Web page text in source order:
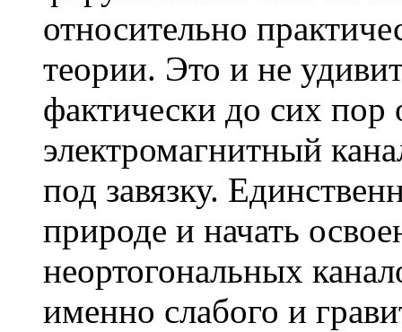
относительно
теории. Это и не
фактически до сих
электромагнитный
под завязку.
природе и начать
неортогональных
именно слабого и